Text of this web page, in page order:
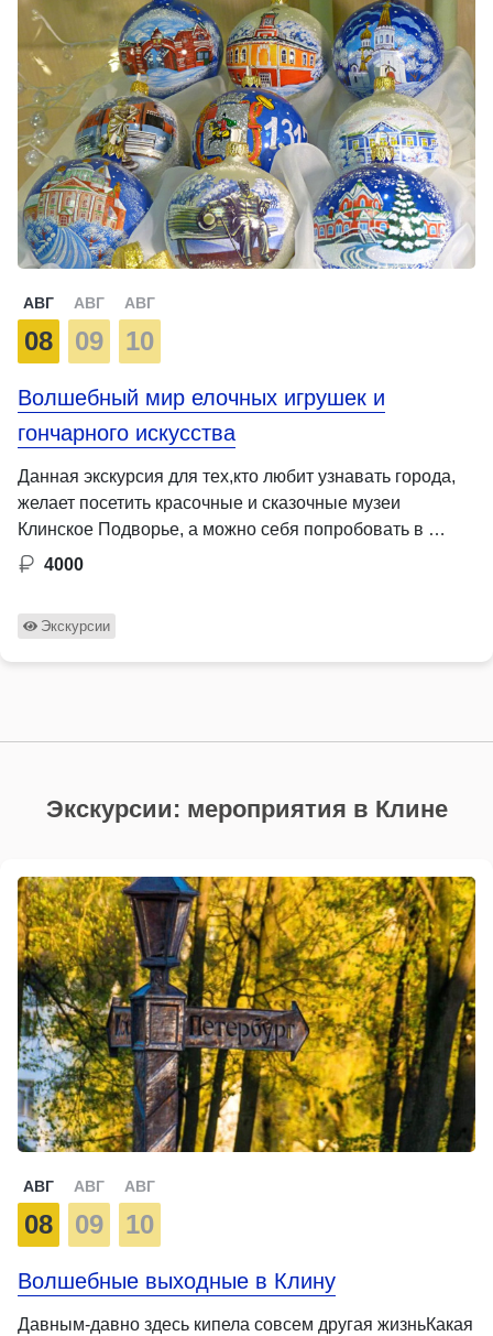
АВГ
08
АВГ
09
АВГ
10
Волшебный мир елочных игрушек и
гончарного искусства
Данная экскурсия для тех,кто любит узнавать города,
желает посетить красочные и сказочные музеи
Клинское Подворье, а можно себя попробовать в …
4000
Экскурсии
Экскурсии: мероприятия в Клине
АВГ
08
АВГ
09
АВГ
10
Волшебные выходные в Клину
Давным-давно здесь кипела совсем другая жизньКакая